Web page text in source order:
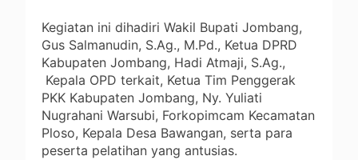
Kegiatan ini dihadiri Wakil Bupati Jombang,
Gus Salmanudin, S.Ag., M.Pd., Ketua DPRD
Kabupaten Jombang, Hadi Atmaji, S.Ag.,
Kepala OPD terkait, Ketua Tim Penggerak
PKK Kabupaten Jombang, Ny. Yuliati
Nugrahani Warsubi, Forkopimcam Kecamatan
Ploso, Kepala Desa Bawangan, serta para
peserta pelatihan yang antusias.